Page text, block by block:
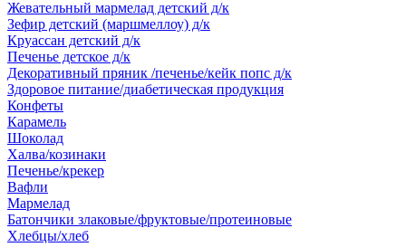
Жевательный мармелад детский д/к
Зефир детский (маршмеллоу) д/к
Круассан детский д/к
Печенье детское д/к
Декоративный пряник /печенье/кейк попс д/к
Здоровое питание/диабетическая продукция
Конфеты
Карамель
Шоколад
Халва/козинаки
Печенье/крекер
Вафли
Мармелад
Батончики злаковые/фруктовые/протеиновые
Хлебцы/хлеб